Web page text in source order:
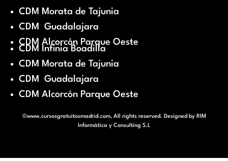
CDM Morata de Tajunia
CDM Guadalajara
CDM Alcorcón Parque Oeste
CDM Infinia Boadilla
CDM Morata de Tajunia
CDM Guadalajara
CDM Alcorcón Parque Oeste
©www.cursosgratuitosmadrid.com, All rights reserved. Designed by RIM
Informática y Consulting S.L